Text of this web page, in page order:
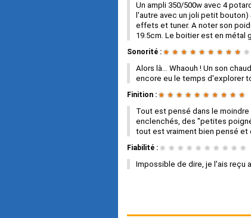
Un ampli 350/500w avec 4
l'autre avec un joli petit
effets et tuner. A noter son
19.5cm. Le boitier est en métal
Sonorité : ★ ★ ★ ★ ★ ★ ★ ★ ★ ★
Alors là... Whaouh ! Un son
encore eu le temps d'explorer
Finition : ★ ★ ★ ★ ★ ★ ★ ★ ★ ★
Tout est pensé dans le
enclenchés, des "petites
tout est vraiment bien pensé et
Fiabilité : ★ ★ ★ ★ ★ ★ ★ ★ ★ ★
Impossible de dire, je l'ais reçu